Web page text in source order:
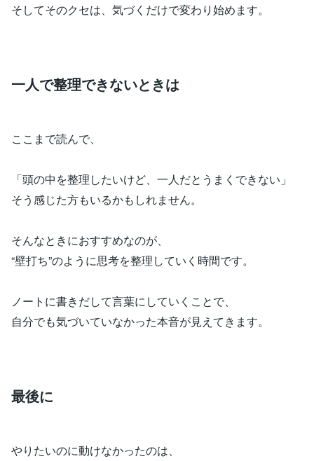
そしてそのクセは、気づくだけで変わり始めます。
一人で整理できないときは
ここまで読んで、
「頭の中を整理したいけど、一人だとうまくできない」
そう感じた方もいるかもしれません。
そんなときにおすすめなのが、
“壁打ち”のように思考を整理していく時間です。
ノートに書きだして言葉にしていくことで、
自分でも気づいていなかった本音が見えてきます。
最後に
やりたいのに動けなかったのは、